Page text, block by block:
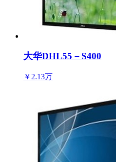
大华DHL55－S400
￥2.13万